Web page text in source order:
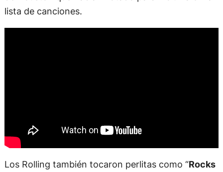
lista de canciones.
Los Rolling también tocaron perlitas como “Rocks